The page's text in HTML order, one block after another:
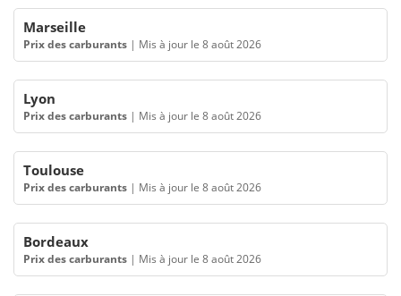
Marseille
Prix des carburants | Mis à jour le 8 août 2026
Lyon
Prix des carburants | Mis à jour le 8 août 2026
Toulouse
Prix des carburants | Mis à jour le 8 août 2026
Bordeaux
Prix des carburants | Mis à jour le 8 août 2026